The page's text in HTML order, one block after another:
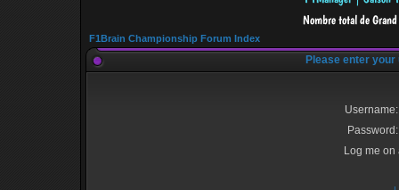
F1Brain Championship Forum Index
Please enter
Username:
Password:
Log me